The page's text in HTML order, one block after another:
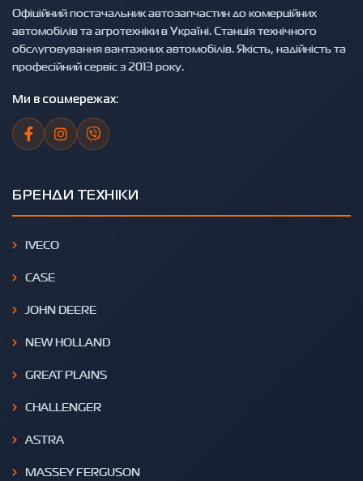
Офіційний постачальник автозапчастин до комерційних
автомобілів та агротехніки в Україні. Станція технічного
обслуговування вантажних автомобілів. Якість, надійність та
професійний сервіс з 2013 року.
Ми в соцмережах:
БРЕНДИ ТЕХНІКИ
IVECO
CASE
JOHN DEERE
NEW HOLLAND
GREAT PLAINS
CHALLENGER
ASTRA
MASSEY FERGUSON